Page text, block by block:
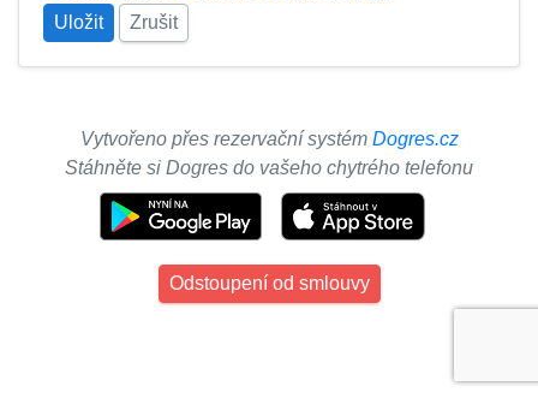
Uložit
Zrušit
Vytvořeno přes rezervační systém Dogres.cz
Stáhněte si Dogres do vašeho chytrého telefonu
Odstoupení od smlouvy